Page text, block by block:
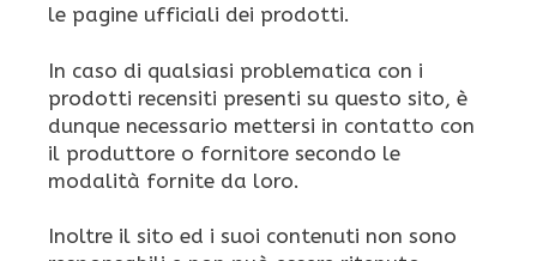
le pagine ufficiali dei prodotti.
In caso di qualsiasi problematica con i
prodotti recensiti presenti su questo sito, è
dunque necessario mettersi in contatto con
il produttore o fornitore secondo le
modalità fornite da loro.
Inoltre il sito ed i suoi contenuti non sono